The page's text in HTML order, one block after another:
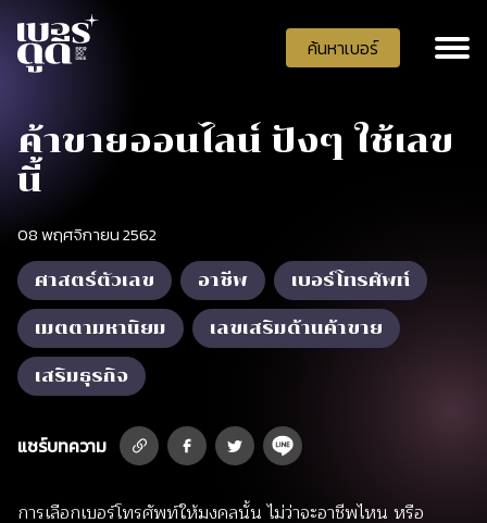
ค้นหาเบอร์
ค้าขายออนไลน์ ปังๆ ใช้เลข
นี้
08 พฤศจิกายน 2562
ศาสตร์ตัวเลข อาชีพ เบอร์โทรศัพท์
เมตตามหานิยม เลขเสริมด้านค้าขาย
เสริมธุรกิจ
แชร์บทความ
การเลือกเบอร์โทรศัพท์ให้มงคลนั้น ไม่ว่าจะอาชีพไหน หรือ